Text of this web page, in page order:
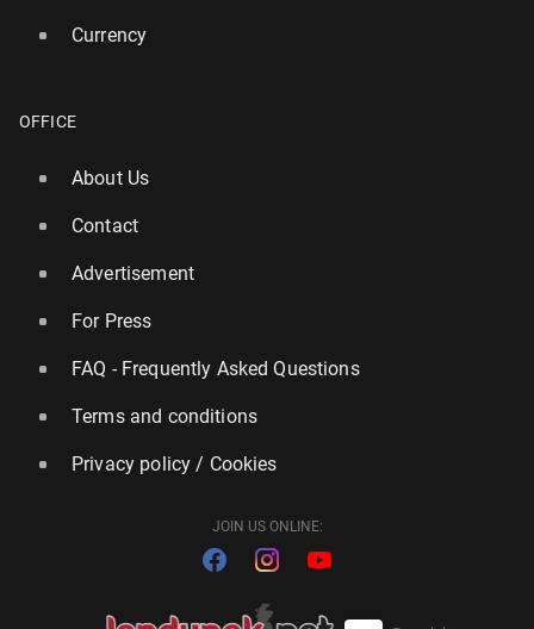
Currency
OFFICE
About Us
Contact
Advertisement
For Press
FAQ - Frequently Asked Questions
Terms and conditions
Privacy policy / Cookies
JOIN US ONLINE: